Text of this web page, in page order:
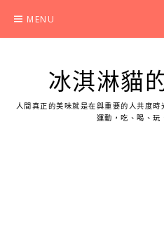
content
MENU
冰淇淋貓
人間真正的美味就是在與重要的人共度
運動，吃、喝、玩